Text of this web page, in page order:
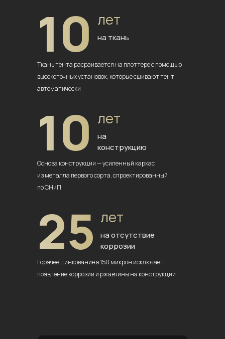
10 лет
на ткань
Ткань тента расраивается на плоттерес помощью
высокоточных установок, которые сшивают тент
автоматически
10 лет
на
конструкцию
Основа конструкции — усиленный каркас
из металла первого сорта,спроектированный
по СНиП
25 лет
на отсутствие
коррозии
Горячее цинкование в 150 микрон исключает
появление коррозии и ржавчины на конструкции